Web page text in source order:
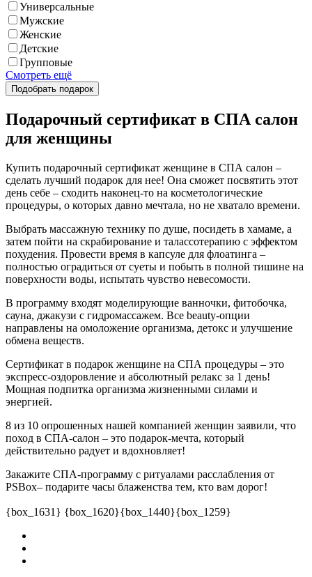
Универсальные
Мужские
Женские
Детские
Групповые
Смотреть ещё
Подарочный сертификат в СПА салон
для женщины
Купить подарочный сертификат женщине в СПА салон –
сделать лучший подарок для нее! Она сможет посвятить этот
день себе – сходить наконец-то на косметологические
процедуры, о которых давно мечтала, но не хватало времени.
Выбрать массажную технику по душе, посидеть в хамаме, а
затем пойти на скрабирование и талассотерапию с эффектом
похудения. Провести время в капсуле для флоатинга –
полностью оградиться от суеты и побыть в полной тишине на
поверхности воды, испытать чувство невесомости.
В программу входят моделирующие ванночки, фитобочка,
сауна, джакузи с гидромассажем. Все beauty-опции
направлены на омоложение организма, детокс и улучшение
обмена веществ.
Сертификат в подарок женщине на СПА процедуры – это
экспресс-оздоровление и абсолютный релакс за 1 день!
Мощная подпитка организма жизненными силами и
энергией.
8 из 10 опрошенных нашей компанией женщин заявили, что
поход в СПА-салон – это подарок-мечта, который
действительно радует и вдохновляет!
Закажите СПА-программу с ритуалами расслабления от
PSBox– подарите часы блаженства тем, кто вам дорог!
{box_1631} {box_1620}{box_1440}{box_1259}